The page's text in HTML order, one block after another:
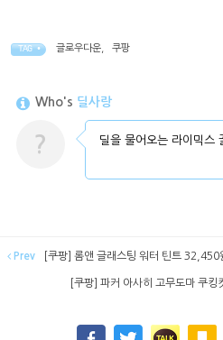
TAG • 글로우다운 쿠팡
Who's 딜사랑
? 딜을 물어오는 라이믹스
Prev [쿠팡] 롬앤 글래스팅 워터 틴트 32,450
[쿠팡] 파커 아사히 고무도마 쿠